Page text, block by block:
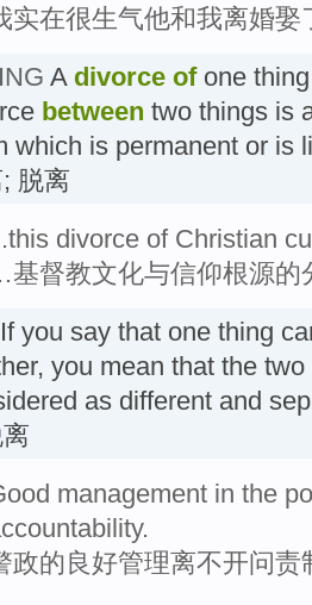
实在很生气他和我离婚娶
A divorce ofone
between two things is
which is permanent or is
脱离
divorce of Christian
基督教文化与信仰根源的
If you say that one thing
you mean that the
as different and
management in the
政的良好管理离不开问责